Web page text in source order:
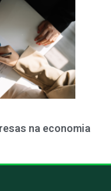
na economia